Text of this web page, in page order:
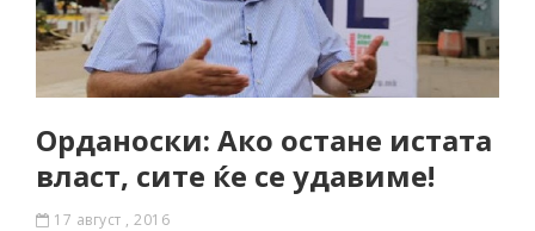
Орданоски: Aко остане истата
власт, сите ќе се удавиме!
17 август , 2016